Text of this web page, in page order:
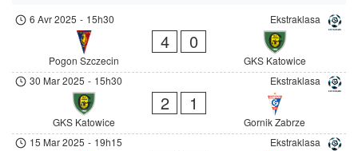
Ekstraklasa
6 Avr 2025 - 15h30
Pogon Szczecin
4 0
GKS Katowice
Ekstraklasa
30 Mar 2025 - 15h30
GKS Katowice
2 1
Gornik Zabrze
Ekstraklasa
15 Mar 2025 - 19h15